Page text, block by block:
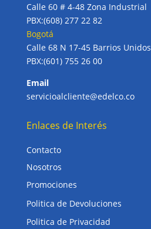
Calle 60 # 4-48 Zona Industrial
PBX:(608) 277 22 82
Bogotá
Calle 68 N 17-45 Barrios Unidos
PBX:(601) 755 26 00
Email
servicioalcliente@edelco.co
Enlaces de Interés
Contacto
Nosotros
Promociones
Politica de Devoluciones
Politica de Privacidad